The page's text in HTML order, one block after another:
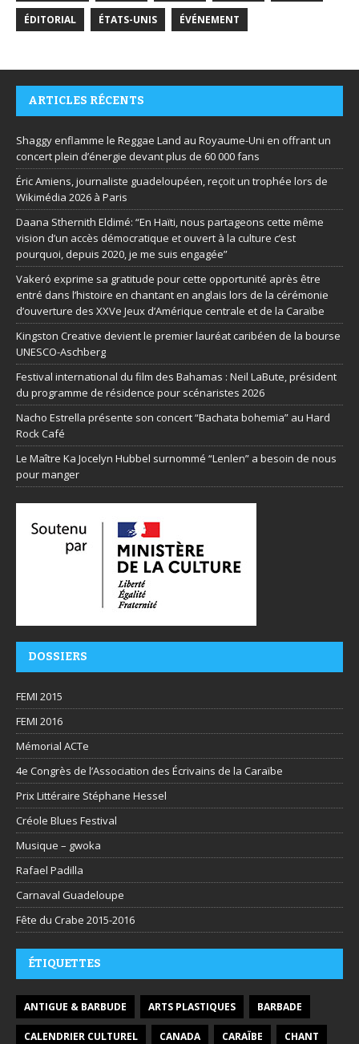
ÉDITORIAL ÉTATS-UNIS ÉVÉNEMENT
ARTICLES RÉCENTS
Shaggy enflamme le Reggae Land au Royaume-Uni en offrant un
concert plein d’énergie devant plus de 60 000 fans
Éric Amiens, journaliste guadeloupéen, reçoit un trophée lors de
Wikimédia 2026 à Paris
Daana Sthernith Eldimé: “En Haïti, nous partageons cette même
vision d’un accès démocratique et ouvert à la culture c’est
pourquoi, depuis 2020, je me suis engagée”
Vakeró exprime sa gratitude pour cette opportunité après être
entré dans l’histoire en chantant en anglais lors de la cérémonie
d’ouverture des XXVe Jeux d’Amérique centrale et de la Caraïbe
Kingston Creative devient le premier lauréat caribéen de la bourse
UNESCO-Aschberg
Festival international du film des Bahamas : Neil LaBute, président
du programme de résidence pour scénaristes 2026
Nacho Estrella présente son concert “Bachata bohemia” au Hard
Rock Café
Le Maître Ka Jocelyn Hubbel surnommé “Lenlen” a besoin de nous
pour manger
DOSSIERS
FEMI 2015
FEMI 2016
Mémorial ACTe
4e Congrès de l’Association des Écrivains de la Caraïbe
Prix Littéraire Stéphane Hessel
Créole Blues Festival
Musique – gwoka
Rafael Padilla
Carnaval Guadeloupe
Fête du Crabe 2015-2016
ÉTIQUETTES
ANTIGUE & BARBUDE ARTS PLASTIQUES BARBADE
CALENDRIER CULTUREL CANADA CARAÏBE CHANT